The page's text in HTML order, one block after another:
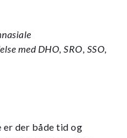
med DHO, SRO, SSO,
er der både tid og